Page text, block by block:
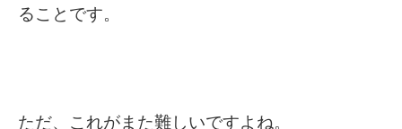
ることです。
ただ、これがまた難しいですよね。